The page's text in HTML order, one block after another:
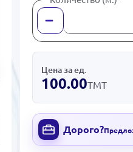
Цена за ед.
100.00ТМТ
Дорого?